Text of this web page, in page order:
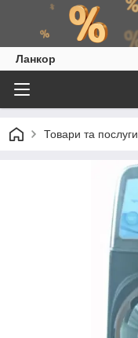
Ланкор
Товари та послуги